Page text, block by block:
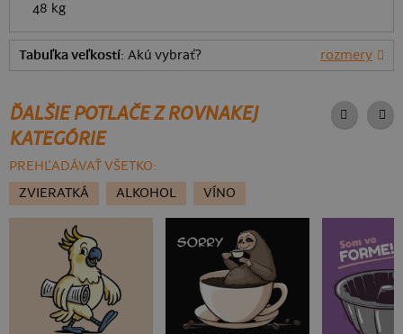
48 kg
Tabuľka veľkostí: Akú vybrať? rozmery
ĎALŠIE POTLAČE Z ROVNAKEJ
KATEGÓRIE
PREHĽADÁVAŤ VŠETKO:
ZVIERATKÁ
ALKOHOL VÍNO